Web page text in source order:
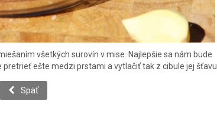
všetkých surovín v mise. Najlepšie sa nám bude
ešte medzi prstami a vytlačiť tak z cibule jej šťavu.
Späť